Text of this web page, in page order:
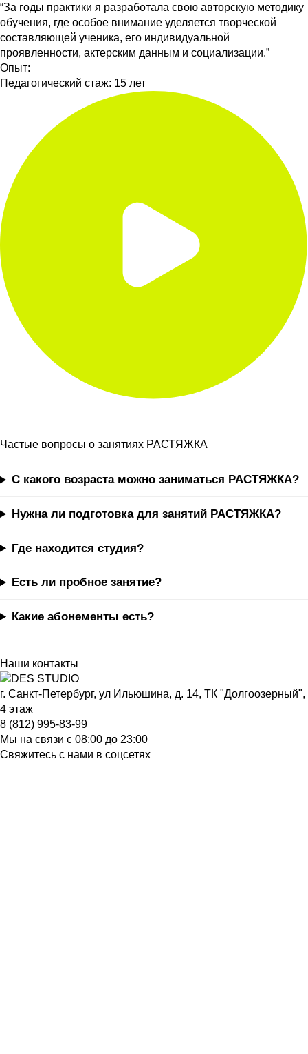
“За годы практики я разработала свою авторскую методику
обучения, где особое внимание уделяется творческой
составляющей ученика, его индивидуальной
проявленности, актерским данным и социализации.”
Опыт:
Педагогический стаж: 15 лет
Частые вопросы о занятиях РАСТЯЖКА
С какого возраста можно заниматься РАСТЯЖКА?
Нужна ли подготовка для занятий РАСТЯЖКА?
Где находится студия?
Есть ли пробное занятие?
Какие абонементы есть?
Наши контакты
г. Санкт-Петербург, ул Ильюшина, д. 14, ТК "Долгоозерный",
4 этаж
8 (812) 995-83-99
Мы на связи с 08:00 до 23:00
Свяжитесь с нами в соцсетях